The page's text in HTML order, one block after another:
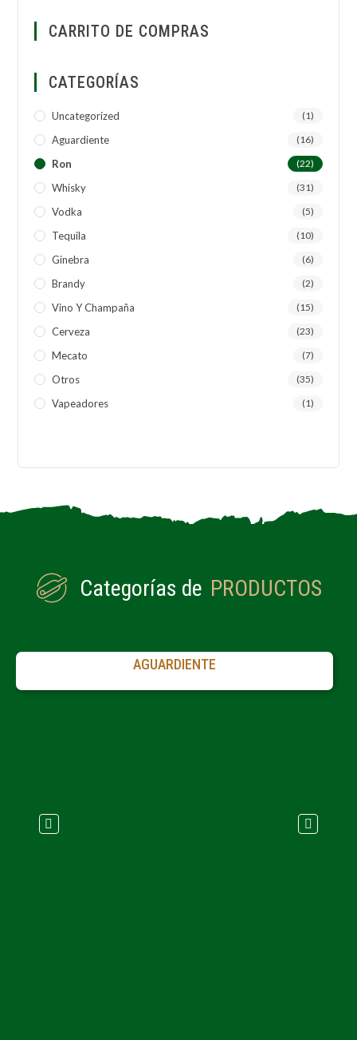
CARRITO DE COMPRAS
CATEGORÍAS
Uncategorized (1)
Aguardiente (16)
Ron (22)
Whisky (31)
Vodka (5)
Tequila (10)
Ginebra (6)
Brandy (2)
Vino Y Champaña (15)
Cerveza (23)
Mecato (7)
Otros (35)
Vapeadores (1)
Categorías de PRODUCTOS
AGUARDIENTE